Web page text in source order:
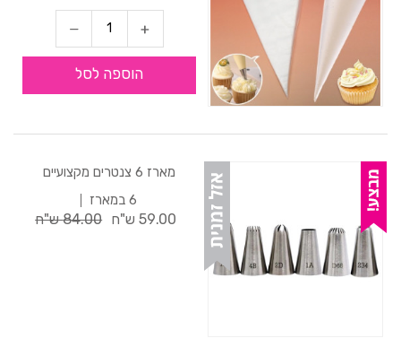
הוספה לסל
מארז 6 צנטרים מקצועיים
6 במארז
59.00 ש"ח 84.00 ש"ח